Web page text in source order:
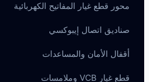
محور قطع غيار المفاتيح الكهربائية
صناديق اتصال إيبوكسي
أقفال الأمان والمساعدات
قطع غيار VCB وملامسات